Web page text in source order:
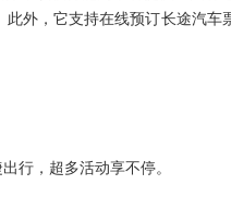
外，它支持在线预订长途汽
行，超多活动享不停。